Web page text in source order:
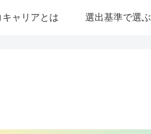
キャリアとは 選出基準で選ぶ